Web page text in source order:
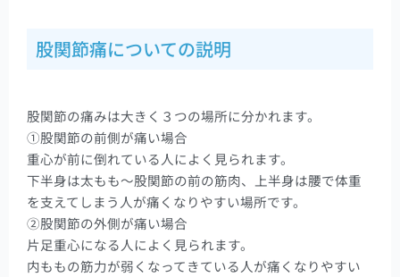
股関節痛についての説明
股関節の痛みは大きく３つの場所に分かれます。
①股関節の前側が痛い場合
重心が前に倒れている人によく見られます。
下半身は太もも～股関節の前の筋肉、上半身は腰で体重
を支えてしまう人が痛くなりやすい場所です。
②股関節の外側が痛い場合
片足重心になる人によく見られます。
内ももの筋力が弱くなってきている人が痛くなりやすい